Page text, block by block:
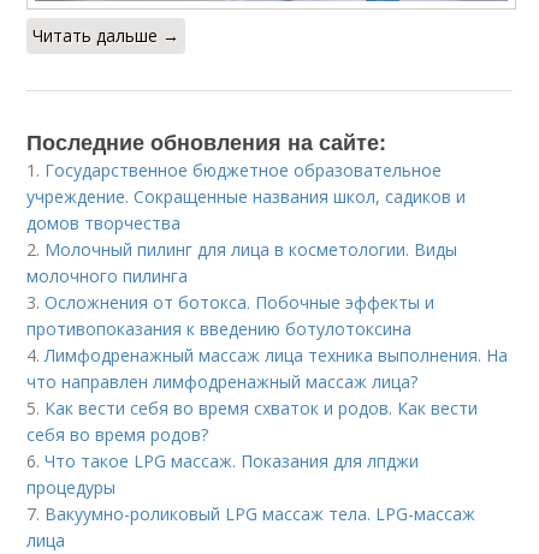
Читать дальше →
Последние обновления на сайте:
1. Государственное бюджетное образовательное
учреждение. Сокращенные названия школ, садиков и
домов творчества
2. Молочный пилинг для лица в косметологии. Виды
молочного пилинга
3.Осложнения от ботокса. Побочные эффекты и
противопоказания к введению ботулотоксина
4.Лимфодренажный массаж лица техника выполнения. На
что направлен лимфодренажный массаж лица?
5. Как вести себя во время схваток и родов. Как вести
себя во время родов?
6.Что такое LPG массаж. Показания для лпджи
процедуры
7. Вакуумно-роликовый LPG массаж тела. LPG-массаж
лица